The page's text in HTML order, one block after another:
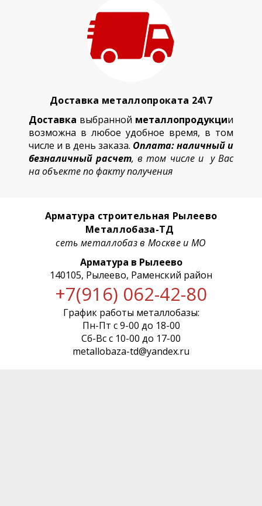
Доставка металлопроката 24\7
Доставка выбранной металлопродукции
возможна в любое удобное время, в том
числе и в день заказа. Оплата: наличный и
безналичный расчет, в том числе и у Вас
на объекте по факту получения
Арматура строительная Рылеево
Металлобаза-ТД
сеть металлобаз в Москве и МО
Арматура в Рылеево
140105, Рылеево, Раменский район
+7(916) 062-42-80
График работы металлобазы:
Пн-Пт с 9-00 до 18-00
Сб-Вс с 10-00 до 17-00
metallobaza-td@yandex.ru